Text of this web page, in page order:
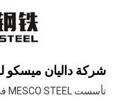
شركة داليان ميسكو